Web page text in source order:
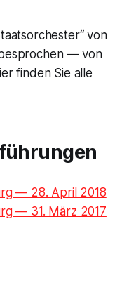
von
— von
finden Sie alle
— 28. April 2018
— 31. März 2017